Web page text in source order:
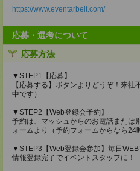
https://www.eventarbeit.com/
応募・選考について
応募方法
▼STEP1【応募】
【応募する】ボタンよりどうぞ！来
中です）
▼STEP2【Web登録会予約】
予約は、マッシュからのお電話または
ォームより（予約フォームからなら24
▼STEP3【Web登録会参加】毎日WEB
情報登録完了でイベントスタッフに！